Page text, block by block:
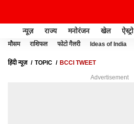
न्यूज़ राज्य मनोरंजन खेल ऐस्ट्रो
मौसम राशिफल फोटो गैलरी Ideas of India
हिंदी न्यूज़ TOPIC BCCI TWEET
Advertisement